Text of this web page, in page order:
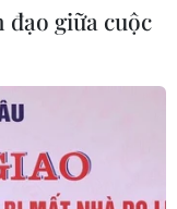
đạo giữa cuộc